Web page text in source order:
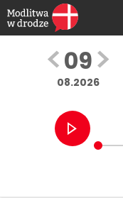
09
08.2026